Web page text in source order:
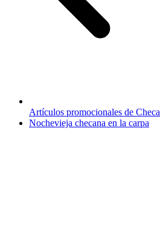
Artículos promocionales de Checa
Nochevieja checana en la carpa